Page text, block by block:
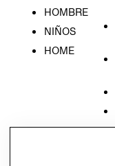
HOMBRE
NIÑOS
HOME